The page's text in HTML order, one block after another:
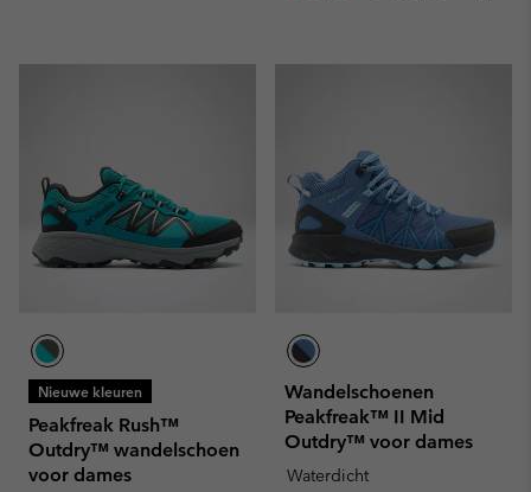
Nieuwe kleuren
Peakfreak Rush™
Outdry™ wandelschoen
voor dames
Wandelschoenen
Peakfreak™ II Mid
Outdry™ voor dames
Waterdicht